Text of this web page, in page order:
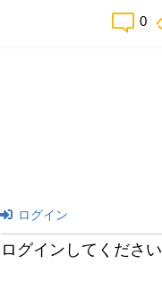
0
ログイン
ログインしてください